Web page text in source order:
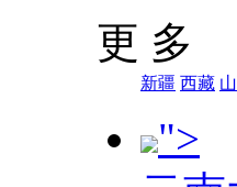
更 多
新疆 西藏
">